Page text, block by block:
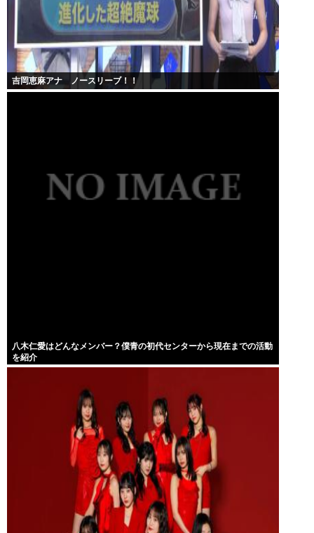
吉岡恵麻アナ ノースリーブ！！
八木仁愛はどんなメンバー？僕青の初代センターから現在までの活動
を紹介